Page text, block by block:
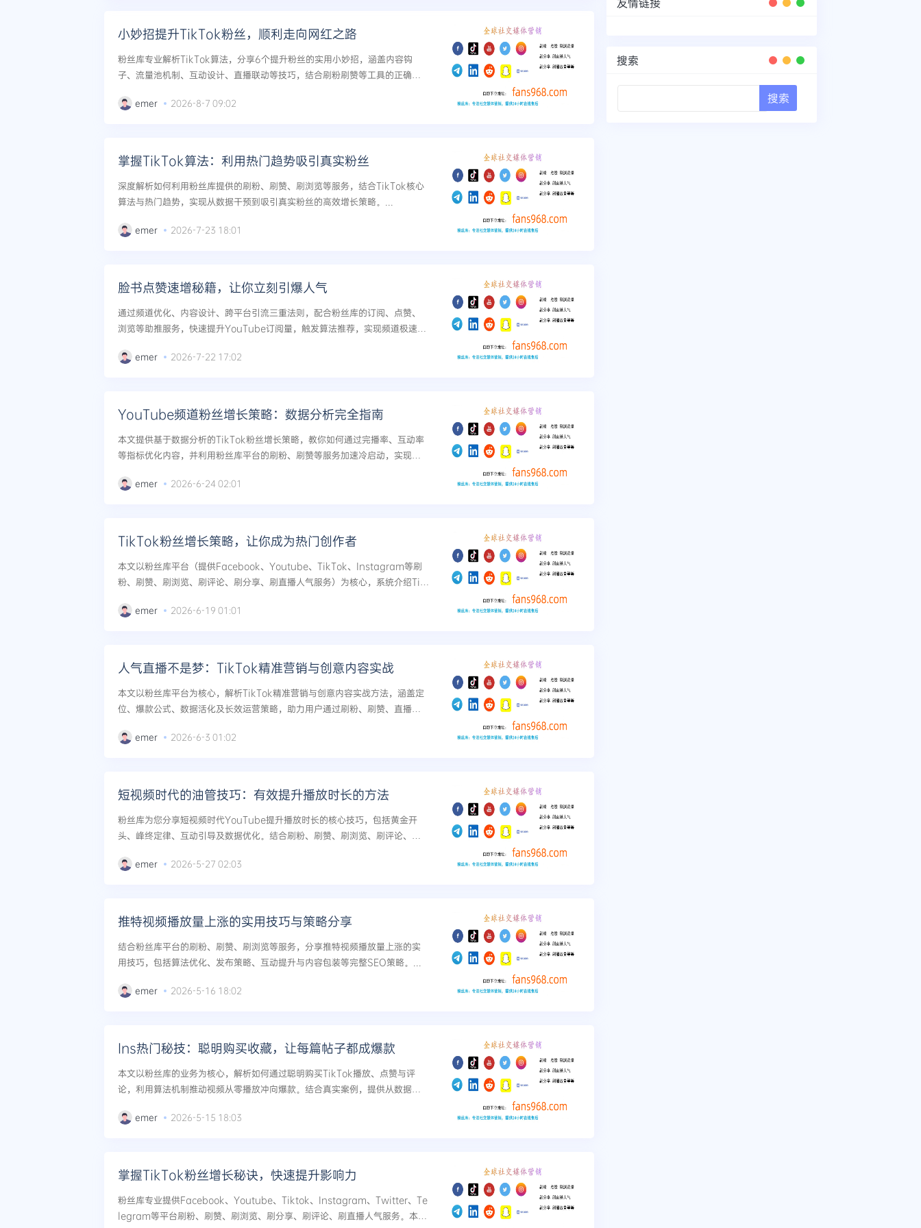
小妙招提升TikTok粉丝，顺利走向网红之路
粉丝库专业解析TikTok算法，分享6个提升粉丝的实用小妙招，涵盖内容钩
子、流量池机制、互动设计、直播联动等技巧，结合刷粉刷赞等工具的正确用
emer 2026-8-7 09:02
掌握TikTok算法：利用热门趋势吸引真实粉丝
深度解析如何利用粉丝库提供的刷粉、刷赞、刷浏览等服务，结合TikTok核心
算法与热门趋势，实现从数据干预到吸引真实粉丝的高效增长策略。...
emer 2026-7-23 18:01
脸书点赞速增秘籍，让你立刻引爆人气
通过频道优化、内容设计、跨平台引流三重法则，配合粉丝库的订阅、点赞、
浏览等助推服务，快速提升YouTube订阅量，触发算法推荐，实现频道极速增
emer 2026-7-22 17:02
YouTube频道粉丝增长策略：数据分析完全指南
本文提供基于数据分析的TikTok粉丝增长策略，教你如何通过完播率、互动率
等指标优化内容，并利用粉丝库平台的刷粉、刷赞等服务加速冷启动，实现高
emer 2026-6-24 02:01
TikTok粉丝增长策略，让你成为热门创作者
本文以粉丝库平台（提供Facebook、Youtube、TikTok、Instagram等刷
粉、刷赞、刷浏览、刷评论、刷分享、刷直播人气服务）为核心，系统介绍Tik
台矩...emer 2026-6-19 01:01
人气直播不是梦：TikTok精准营销与创意内容实战
本文以粉丝库平台为核心，解析TikTok精准营销与创意内容实战方法，涵盖定
位、爆款公式、数据活化及长效运营策略，助力用户通过刷粉、刷赞、直播人
emer 2026-6-3 01:02
短视频时代的油管技巧：有效提升播放时长的方法
粉丝库为您分享短视频时代YouTube提升播放时长的核心技巧，包括黄金开
头、峰终定律、互动引导及数据优化。结合刷粉、刷赞、刷浏览、刷评论、刷
emer 2026-5-27 02:03
推特视频播放量上涨的实用技巧与策略分享
结合粉丝库平台的刷粉、刷赞、刷浏览等服务，分享推特视频播放量上涨的实
用技巧，包括算法优化、发布策略、互动提升与内容包装等完整SEO策略。...
emer 2026-5-16 18:02
Ins热门秘技：聪明购买收藏，让每篇帖子都成爆款
本文以粉丝库的业务为核心，解析如何通过聪明购买TikTok播放、点赞与评
论，利用算法机制推动视频从零播放冲向爆款。结合真实案例，提供从数据注
emer 2026-5-15 18:03
掌握TikTok粉丝增长秘诀，快速提升影响力
粉丝库专业提供Facebook、Youtube、Tiktok、Instagram、Twitter、Te
legram等平台刷粉、刷赞、刷浏览、刷分享、刷评论、刷直播人气服务。本文
搜索